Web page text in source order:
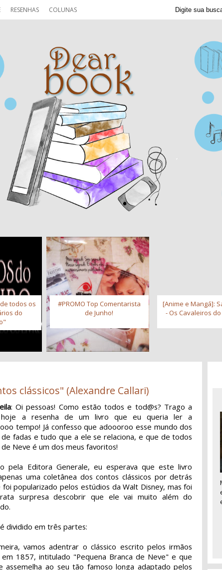
RESENHAS COLUNAS
todos os
do
#PROMO Top Comentarista
de Junho!
[Anime e Mangá]:
- Os Cavaleiros
clássicos" (Alexandre Callari)
: Oi pessoas! Como estão todos e tod@s? Trago a
hoje a resenha de um livro que eu queria ler a
tempo! Já confesso que adoooroo esse mundo dos
fadas e tudo que a ele se relaciona, e que de todos
de Neve é um dos meus favoritos!
pela Editora Generale, eu esperava que este livro
uma coletânea dos contos clássicos por detrás
popularizado pelos estúdios da Walt Disney, mas foi
surpresa descobrir que ele vai muito além do
dividido em três partes:
vamos adentrar o clássico escrito pelos irmãos
em 1857, intitulado "Pequena Branca de Neve" e que
assemelha ao seu tão famoso longa adaptado pelos